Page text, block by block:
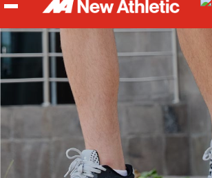
Hombre
Mujer
Niños